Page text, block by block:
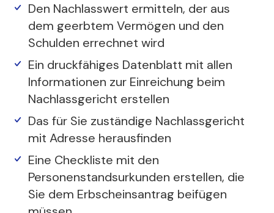
Den Nachlasswert ermitteln, der aus
dem geerbtem Vermögen und den
Schulden errechnet wird
Ein druckfähiges Datenblatt mit allen
Informationen zur Einreichung beim
Nachlassgericht erstellen
Das für Sie zuständige Nachlassgericht
mit Adresse herausfinden
Eine Checkliste mit den
Personenstandsurkunden erstellen, die
Sie dem Erbscheinsantrag beifügen